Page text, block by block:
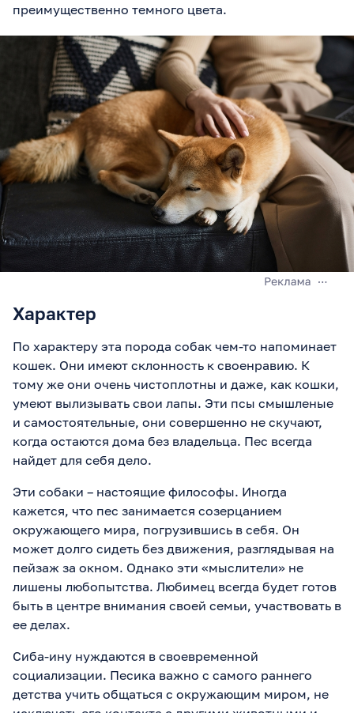
преимущественно темного цвета.
Характер
По характеру эта порода собак чем-то напоминает
кошек. Они имеют склонность к своенравию. К
тому же они очень чистоплотны и даже, как кошки,
умеют вылизывать свои лапы. Эти псы смышленые
и самостоятельные, они совершенно не скучают,
когда остаются дома без владельца. Пес всегда
найдет для себя дело.
Эти собаки – настоящие философы. Иногда
кажется, что пес занимается созерцанием
окружающего мира, погрузившись в себя. Он
может долго сидеть без движения, разглядывая на
пейзаж за окном. Однако эти «мыслители» не
лишены любопытства. Любимец всегда будет готов
быть в центре внимания своей семьи, участвовать в
ее делах.
Сиба-ину нуждаются в своевременной
социализации. Песика важно с самого раннего
детства учить общаться с окружающим миром, не